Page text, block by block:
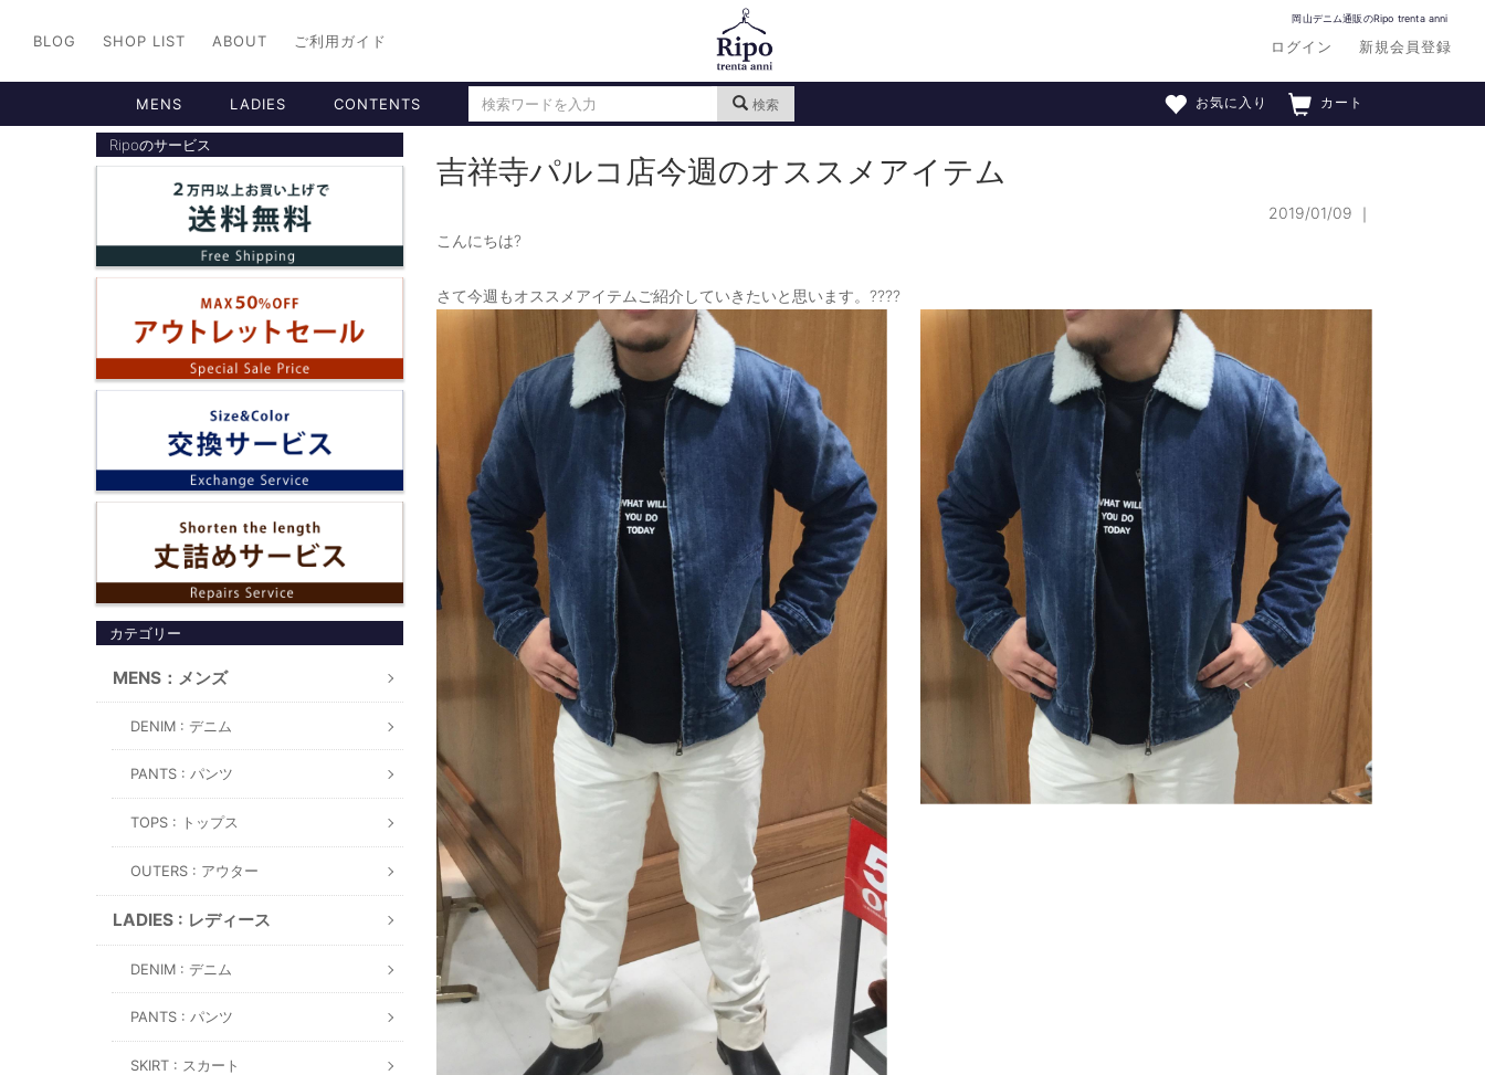
岡山デニム通販のRipo trenta anni
ログイン 新規会員登録
BLOG SHOP LIST ABOUT ご利用ガイド
MENS LADIES CONTENTS 検索 カート
お気に入り
Ripoのサービス
カテゴリー
MENS：メンズ
DENIM : デニム
PANTS : パンツ
TOPS : トップス
OUTERS : アウター
LADIES : レディース
DENIM : デニム
PANTS : パンツ
SKIRT : スカート
吉祥寺パルコ店今週のオススメアイテム
2019/01/09 ｜
こんにちは?
さて今週もオススメアイテムご紹介していきたいと思います。????